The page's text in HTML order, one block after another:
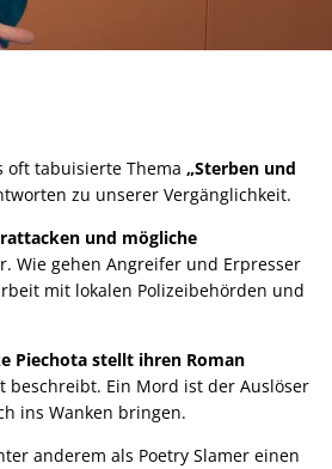
tabuisierte Thema „Sterben und
zu unserer Vergänglichkeit.
und mögliche
Wie gehen Angreifer und Erpresser
mit lokalen Polizeibehörden und
Piechota stellt ihren Roman
beschreibt. Ein Mord ist der Auslöser
ins Wanken bringen.
anderem als Poetry Slamer einen